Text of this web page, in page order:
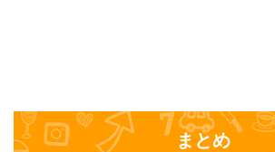
まとめ